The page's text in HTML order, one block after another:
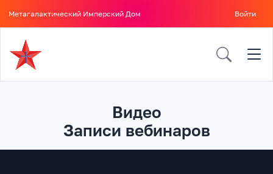
Метагалактический Имперский Дом Войти
Видео
Записи вебинаров